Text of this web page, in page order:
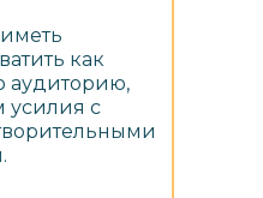
как
аудиторию,
с